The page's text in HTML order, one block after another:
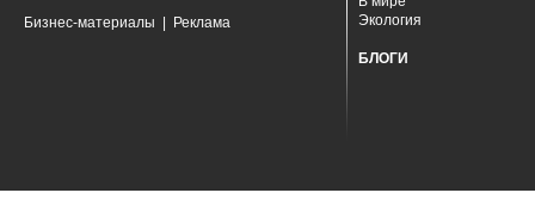
Бизнес-материалы Реклама
Экология
БЛОГИ